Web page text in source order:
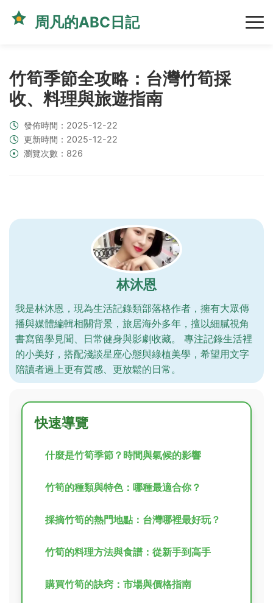
周凡的ABC日記
竹筍季節全攻略：台灣竹筍採
收、料理與旅遊指南
發佈時間：2025-12-22
更新時間：2025-12-22
瀏覽次數：826
林沐恩
我是林沐恩，現為生活記錄類部落格作者，擁有大眾傳
播與媒體編輯相關背景，旅居海外多年，擅以細膩視角
書寫留學見聞、日常健身與影劇收藏。 專注記錄生活裡
的小美好，搭配淺談星座心態與綠植美學，希望用文字
陪讀者過上更有質感、更放鬆的日常。
快速導覽
什麼是竹筍季節？時間與氣候的影響
竹筍的種類與特色：哪種最適合你？
採摘竹筍的熱門地點：台灣哪裡最好玩？
竹筍的料理方法與食譜：從新手到高手
購買竹筍的訣窍：市場與價格指南